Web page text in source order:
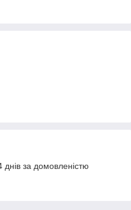
за домовленістю